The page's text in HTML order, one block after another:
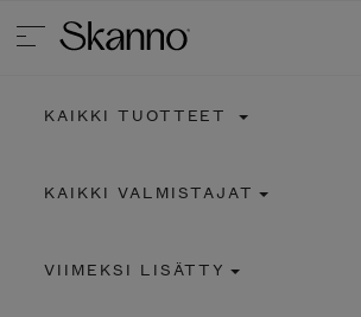
KAIKKI TUOTTEET
KAIKKI VALMISTAJAT
VIIMEKSI LISÄTTY